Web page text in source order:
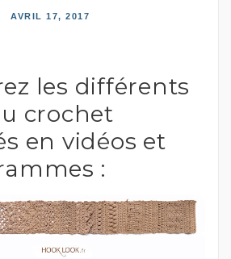
AVRIL 17, 2017
les différents
crochet
en vidéos et
: